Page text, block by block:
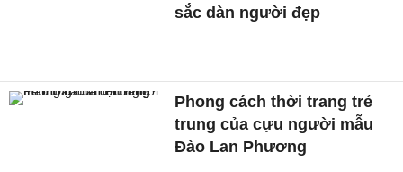
sắc dàn người đẹp
Phong cách thời trang trẻ
trung của cựu người mẫu
Đào Lan Phương